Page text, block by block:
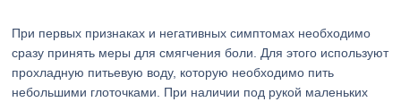
При первых признаках и негативных симптомах необходимо
сразу принять меры для смягчения боли. Для этого используют
прохладную питьевую воду, которую необходимо пить
небольшими глоточками. При наличии под рукой маленьких